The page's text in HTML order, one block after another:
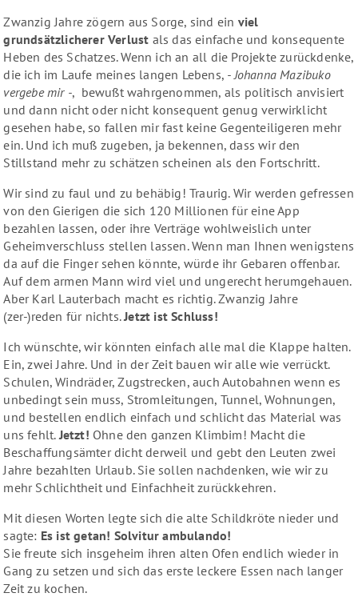
Zwanzig Jahre zögern aus Sorge, sind ein viel
grundsätzlicherer Verlust als das einfache und konsequente
Heben des Schatzes. Wenn ich an all die Projekte zurückdenke,
die ich im Laufe meines langen Lebens, - Johanna Mazibuko
vergebe mir -, bewußt wahrgenommen, als politisch anvisiert
und dann nicht oder nicht konsequent genug verwirklicht
gesehen habe, so fallen mir fast keine Gegenteiligeren mehr
ein. Und ich muß zugeben, ja bekennen, dass wir den
Stillstand mehr zu schätzen scheinen als den Fortschritt.
Wir sind zu faul und zu behäbig! Traurig. Wir werden gefressen
von den Gierigen die sich 120 Millionen für eine App
bezahlen lassen, oder ihre Verträge wohlweislich unter
Geheimverschluss stellen lassen. Wenn man Ihnen wenigstens
da auf die Finger sehen könnte, würde ihr Gebaren offenbar.
Auf dem armen Mann wird viel und ungerecht herumgehauen.
Aber Karl Lauterbach macht es richtig. Zwanzig Jahre
(zer-)reden für nichts.Jetzt ist Schluss!
Ich wünschte, wir könnten einfach alle mal die Klappe halten.
Ein, zwei Jahre. Und in der Zeit bauen wir alle wie verrückt.
Schulen, Windräder, Zugstrecken, auch Autobahnen wenn es
unbedingt sein muss, Stromleitungen, Tunnel, Wohnungen,
und bestellen endlich einfach und schlicht das Material was
uns fehlt. Jetzt! Ohne den ganzen Klimbim! Macht die
Beschaffungsämter dicht derweil und gebt den Leuten zwei
Jahre bezahlten Urlaub. Sie sollen nachdenken, wie wir zu
mehr Schlichtheit und Einfachheit zurückkehren.
Mit diesen Worten legte sich die alte Schildkröte nieder und
sagte: Es ist getan! Solvitur ambulando!
Sie freute sich insgeheim ihren alten Ofen endlich wieder in
Gang zu setzen und sich das erste leckere Essen nach langer
Zeit zu kochen.